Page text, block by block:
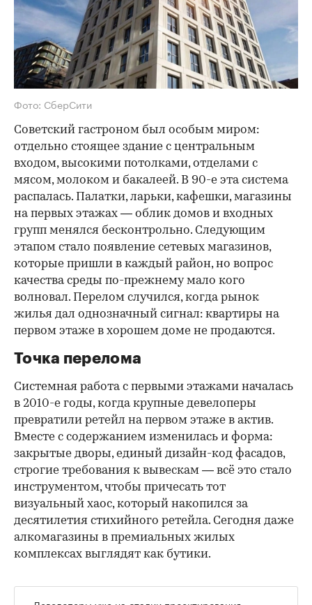
Фото: СберСити
Советский гастроном был особым миром:
отдельно стоящее здание с центральным
входом, высокими потолками, отделами с
мясом, молоком и бакалеей. В 90-е эта система
распалась. Палатки, ларьки, кафешки, магазины
на первых этажах — облик домов и входных
групп менялся бесконтрольно. Следующим
этапом стало появление сетевых магазинов,
которые пришли в каждый район, но вопрос
качества среды по-прежнему мало кого
волновал. Перелом случился, когда рынок
жилья дал однозначный сигнал: квартиры на
первом этаже в хорошем доме не продаются.
Точка перелома
Системная работа с первыми этажами началась
в 2010-е годы, когда крупные девелоперы
превратили ретейл на первом этаже в актив.
Вместе с содержанием изменилась и форма:
закрытые дворы, единый дизайн-код фасадов,
строгие требования к вывескам — всё это стало
инструментом, чтобы причесать тот
визуальный хаос, который накопился за
десятилетия стихийного ретейла. Сегодня даже
алкомагазины в премиальных жилых
комплексах выглядят как бутики.